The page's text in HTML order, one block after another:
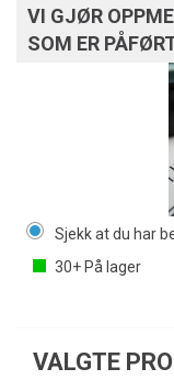
VI GJØR
SOM ER
Sjekk at du har
30+ På lager
VALGTE